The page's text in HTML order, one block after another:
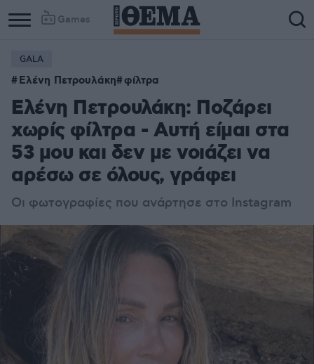
Games
GALA
Ελένη Πετρουλάκη φίλτρα
Ελένη Πετρουλάκη: Ποζάρει
χωρίς φίλτρα - Αυτή είμαι στα
53 μου και δεν με νοιάζει να
αρέσω σε όλους, γράφει
Οι φωτογραφίες που ανάρτησε στο Instagram